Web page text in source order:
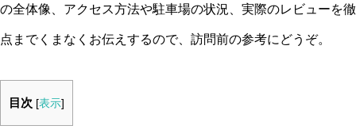
の全体像、アクセス方法や駐車場の状況、実際のレビューを
点までくまなくお伝えするので、訪問前の参考にどうぞ。
目次 [表示]